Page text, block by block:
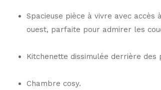
Spacieuse pièce à vivre avec accès
ouest, parfaite pour admirer les
Kitchenette dissimulée derrière des
Chambre cosy.